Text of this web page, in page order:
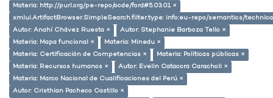
Materia: http://purl.org/pe-repo/ocde/ford#5.03.01 ×
xmlui.ArtifactBrowser.SimpleSearch.filter.type: info:eu-repo/semantics/
Autor: Anahí Chávez Ruesta ×
Autor: Stephanie Barboza Tello ×
Materia: Mapa funcional ×
Materia: Minedu ×
Materia: Certificación de Competencias ×
Materia: Políticas públicas ×
Materia: Recursos humanos ×
Autor: Evelin Catacora Caracholi ×
Materia: Marco Nacional de Cualificaciones del Perú ×
Autor: Cristhian Pacheco Castillo ×